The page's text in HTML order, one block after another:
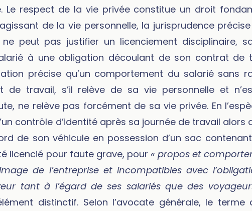
Le respect de la vie privée constitue un droit
de la vie personnelle, la jurisprudence précise
peut pas justifier un licenciement disciplinaire,
à une obligation découlant de son contrat de
précise qu’un comportement du salarié sans
de travail, s’il relève de sa vie personnelle et
ne relève pas forcément de sa vie privée. En
contrôle d’identité après sa journée de travail alors
de son véhicule en possession d’un sac
licencié pour faute grave, pour « propos et
de l’entreprise et incompatibles avec
tant à l’égard de ses salariés que des
distinctif. Selon l’avocate générale, le terme